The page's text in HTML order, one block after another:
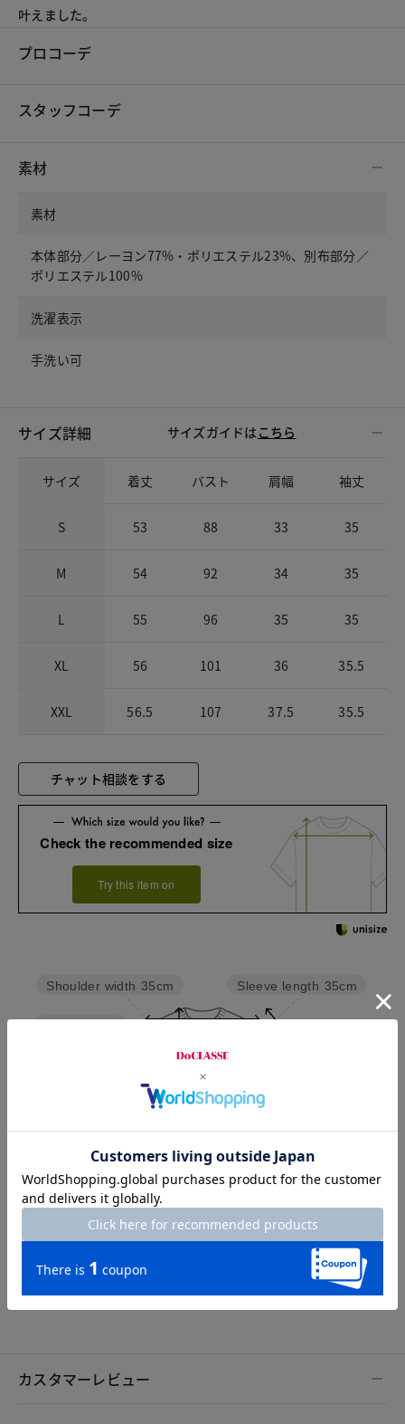
叶えました。
プロコーデ
スタッフコーデ
素材
素材
本体部分／レーヨン77%・ポリエステル23%、別布部分／
ポリエステル100%
洗濯表示
手洗い可
サイズ詳細 サイズガイドは こちら
サイズ 着丈 バスト 肩幅 袖丈
S 53 88 33 35
M 54 92 34 35
L 55 96 35 35
XL 56 101 36 35.5
XXL 56.5 107 37.5 35.5
チャット相談をする
Check the recommended size
Try this item on
Sleeve length 35cm
Length 55cm
Shoulder width 35cm
S M L XL XXL
カスタマーレビュー